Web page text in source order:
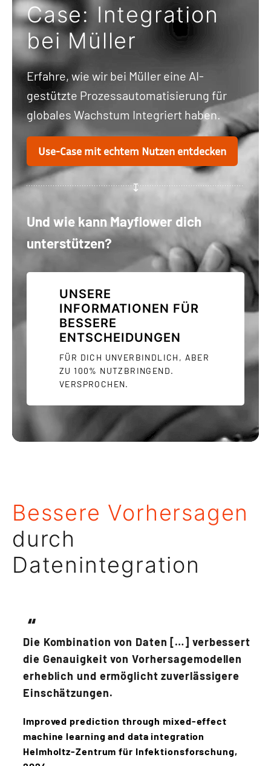
Case: Integration
bei Müller
Erfahre, wie wir bei Müller eine AI-
gestützte Prozessautomatisierung für
globales Wachstum Integriert haben.
Use-Case mit echtem Nutzen entdecken
Und wie kann Mayflower dich
unterstützen?
UNSERE
INFORMATIONEN FÜR
BESSERE
ENTSCHEIDUNGEN
FÜR DICH UNVERBINDLICH, ABER
ZU 100% NUTZBRINGEND.
VERSPROCHEN.
Bessere Vorhersagen
durch
Datenintegration
Die Kombination von Daten […] verbessert
die Genauigkeit von Vorhersagemodellen
erheblich und ermöglicht zuverlässigere
Einschätzungen.
Improved prediction through mixed-effect
machine learning and data integration
Helmholtz-Zentrum für Infektionsforschung,